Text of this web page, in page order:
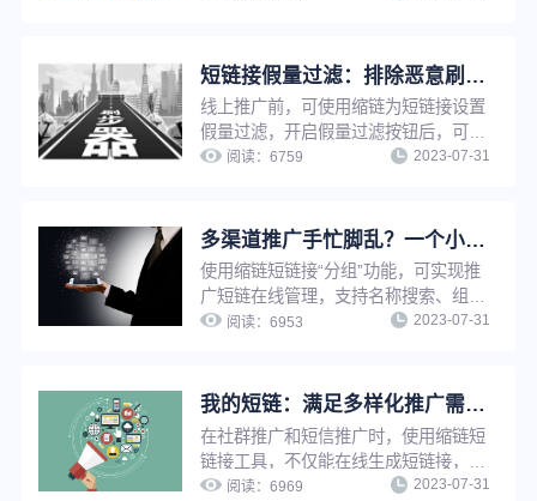
段、限制访问地域、限制访问设备、限
制访问环境等。
短链接假量过滤：排除恶意刷量，让推广数据更真实
线上推广前，可使用缩链为短链接设置
假量过滤，开启假量过滤按钮后，可以
有效排除恶意点击、机器人刷量等虚假
阅读：6759 2023-07-31
多渠道推广手忙脚乱？一个小工具助你提升工作效率！
使用缩链短链接“分组”功能，可实现推
广短链在线管理，支持名称搜索、组别
查询、编辑组名、删除分组等操作，解
阅读：6953 2023-07-31
我的短链：满足多样化推广需求，实现短链接在线管理，方便快捷
在社群推广和短信推广时，使用缩链短
链接工具，不仅能在线生成短链接，还
能给短链接设置有效期、设置访问密
阅读：6969 2023-07-31